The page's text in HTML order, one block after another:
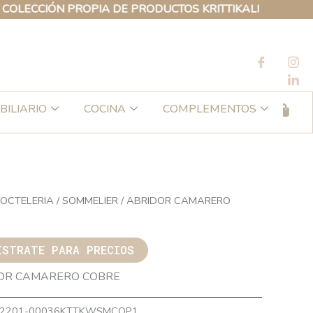
PROPIA DE PRODUCTOS KRITTIKALI
COCINA
COMPLEMENTOS
/ SOMMELIER/ ABRIDOR CAMARERO
PARA PRECIOS
CAMARERO COBRE